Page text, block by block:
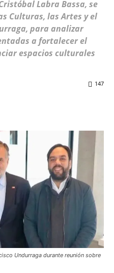
Labra Bassa, se
Culturas, las Artes y el
para analizar
a fortalecer el
espacios culturales
147
Undurraga durante reunión sobre